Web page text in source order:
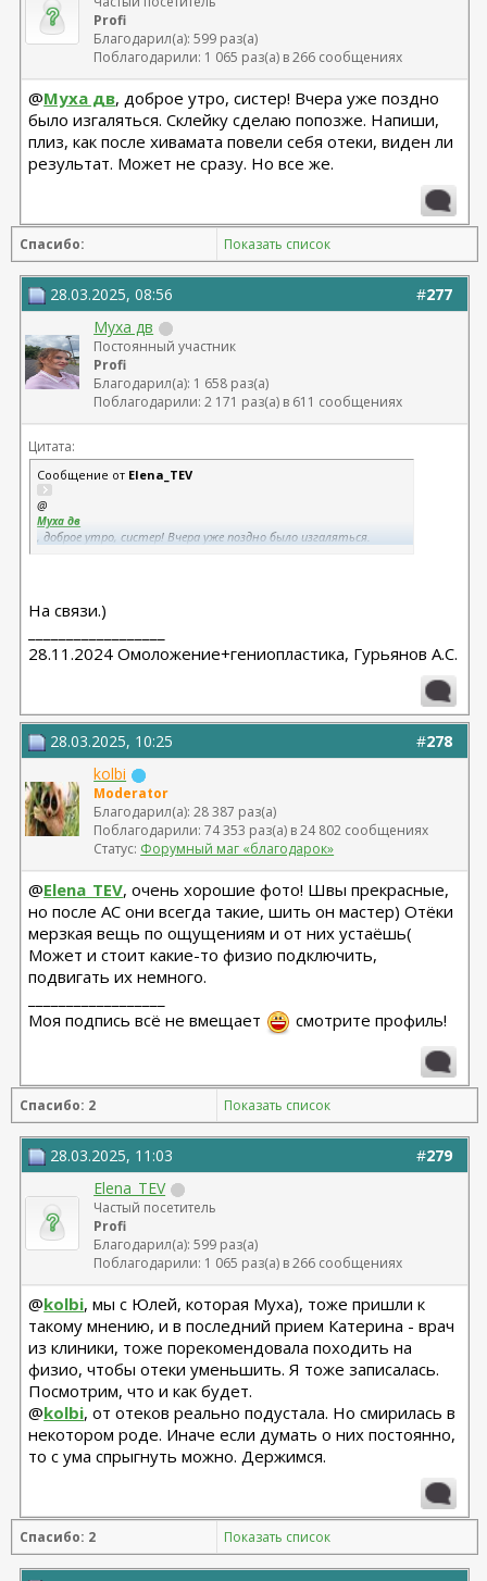
Profi
Благодарил(а): 599 раз(а)
Поблагодарили: 1 065 раз(а) в 266 сообщениях
@Муха дв, доброе утро, систер! Вчера уже поздно
было изгаляться. Склейку сделаю попозже. Напиши,
плиз, как после хивамата повели себя отеки, виден ли
результат. Может не сразу. Но все же.
Спасибо: Показать список
#277
28.03.2025, 08:56
Муха дв
Постоянный участник
Profi
Благодарил(а): 1 658 раз(а)
Поблагодарили: 2 171 раз(а) в 611 сообщениях
Цитата:
Сообщение от Elena_TEV
@
Муха дв
, доброе утро, систер! Вчера уже поздно было изгаляться.
На связи.)
28.11.2024 Омоложение+гениопластика, Гурьянов А.С.
#278
28.03.2025, 10:25
kolbi
Moderator
Благодарил(а): 28 387 раз(а)
Поблагодарили: 74 353 раз(а) в 24 802 сообщениях
Статус: Форумный маг «благодарок»
@Elena_TEV, очень хорошие фото! Швы прекрасные,
но после АС они всегда такие, шить он мастер) Отёки
мерзкая вещь по ощущениям и от них устаёшь(
Может и стоит какие-то физио подключить,
подвигать их немного.
Моя подпись всё не вмещает
смотрите профиль!
Спасибо: 2 Показать список
#279
28.03.2025, 11:03
Elena_TEV
Частый посетитель
Profi
Благодарил(а): 599 раз(а)
Поблагодарили: 1 065 раз(а) в 266 сообщениях
@kolbi, мы с Юлей, которая Муха), тоже пришли к
такому мнению, и в последний прием Катерина - врач
из клиники, тоже порекомендовала походить на
физио, чтобы отеки уменьшить. Я тоже записалась.
Посмотрим, что и как будет.
@kolbi, от отеков реально подустала. Но смирилась в
некотором роде. Иначе если думать о них постоянно,
то с ума спрыгнуть можно. Держимся.
Спасибо: 2 Показать список